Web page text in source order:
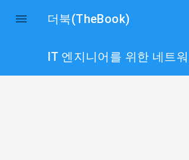
 더북(TheBook)
IT 엔지니어를 위한 네트